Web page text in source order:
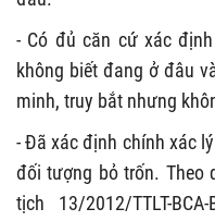
- Có đủ căn cứ xác
không biết đang ở đâu
minh, truy bắt nhưng
- Đã xác định chính xác
đối tượng bỏ trốn. Theo
tịch 13/2012/TTLT-BCA-